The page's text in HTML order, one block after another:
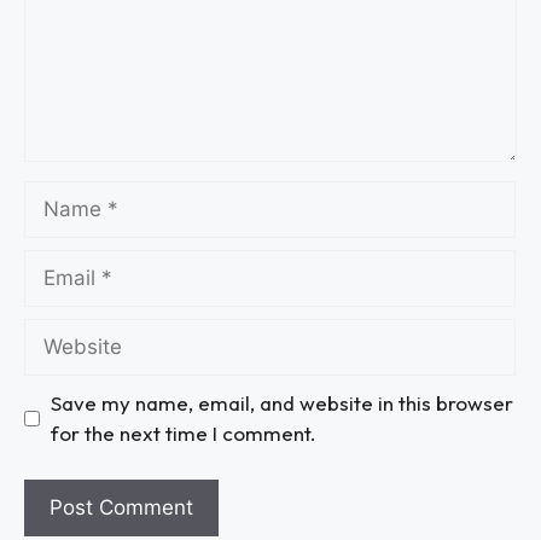
Save my name, email, and website in this browser
for the next time I comment.